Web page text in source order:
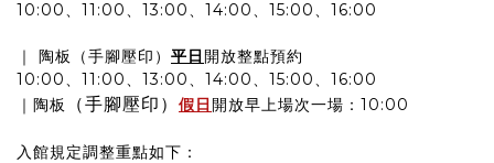
10:00、11:00、13:00、14:00、15:00、16:00
｜ 陶板（手腳壓印） 平日開放整點預約
10:00、11:00、13:00、14:00、15:00、16:00
｜陶板
（手腳壓印） 假日開放早上場次一場：10:00
入館規定調整重點如下：